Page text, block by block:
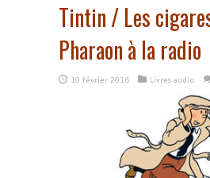
Tintin / Les
Pharaon à la radio
10 février 2016 Livres audio